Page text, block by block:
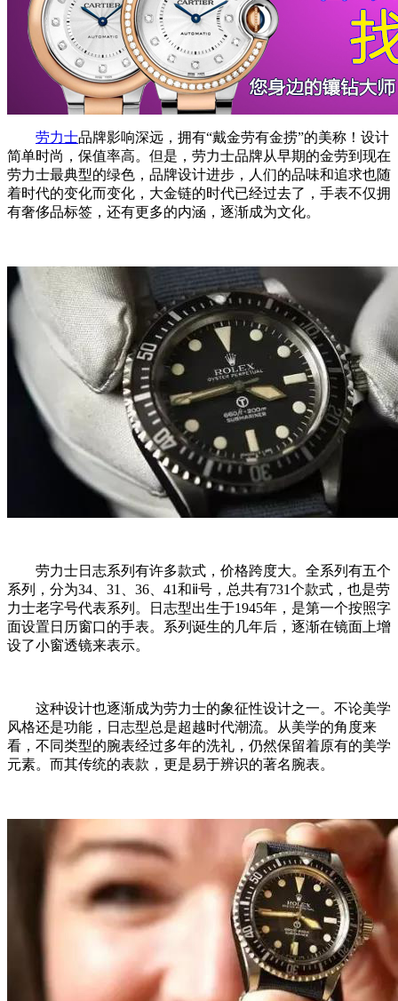
劳力士品牌影响深远，拥有“戴金劳有金捞”的美称！设计
简单时尚，保值率高。但是，劳力士品牌从早期的金劳到现在
劳力士最典型的绿色，品牌设计进步，人们的品味和追求也随
着时代的变化而变化，大金链的时代已经过去了，手表不仅拥
有奢侈品标签，还有更多的内涵，逐渐成为文化。
劳力士日志系列有许多款式，价格跨度大。全系列有五个
系列，分为34、31、36、41和ⅱ号，总共有731个款式，也是劳
力士老字号代表系列。日志型出生于1945年，是第一个按照字
面设置日历窗口的手表。系列诞生的几年后，逐渐在镜面上增
设了小窗透镜来表示。
这种设计也逐渐成为劳力士的象征性设计之一。不论美学
风格还是功能，日志型总是超越时代潮流。从美学的角度来
看，不同类型的腕表经过多年的洗礼，仍然保留着原有的美学
元素。而其传统的表款，更是易于辨识的著名腕表。